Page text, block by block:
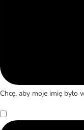
Chcę, aby moje imię było